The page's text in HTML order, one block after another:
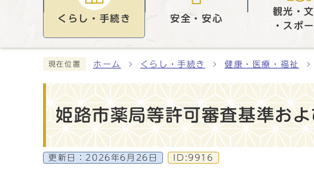
くらし・手続き 安全・安心
観光・
・スポ
現在位置 ホーム くらし・手続き 健康・医療・福祉
姫路市薬局等許可審査基準お
更新日： 2026年6月26日 ID:9916